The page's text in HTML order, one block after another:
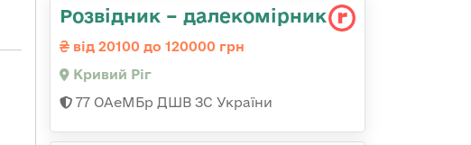
Розвідник – далекомірник
від 20100 до 120000 грн
Кривий Ріг
77 ОАеМБр ДШВ ЗС України